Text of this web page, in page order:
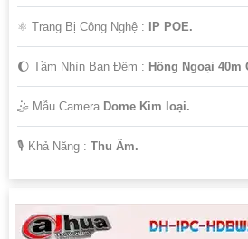
⚛️ Trang Bị Công Nghệ : IP POE.
🌔 Tầm Nhìn Ban Đêm : Hồng Ngoại 40m
🤹 Mẫu Camera Dome Kim loại.
️🎙 Khả Năng : Thu Âm.